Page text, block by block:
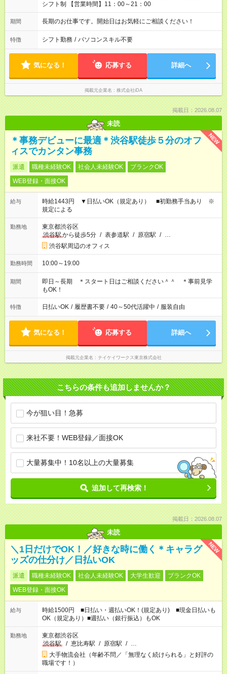
シフト制 【営業時間】11：00～21：00
期間 長期のお仕事です。開始日はお気軽にご相談ください！
特徴 シフト勤務 / パソコンスキル不要
気になる！ 応募する 詳細へ
掲載元企業名 株式会社iDA
掲載日：2026.08.07
未読
NEW
＊事務デビューに最適＊渋谷駅徒歩５分のオフ
ィスでカンタン事務
派遣 職種未経験OK 社会人未経験OK
ブランクOK
WEB登録・面接OK
給与
時給1443円 ▼日払いOK（規定あり） ■初勤務手当あり ※
規定による
勤務地
東京都渋谷区
渋谷駅から徒歩5分 / 表参道駅 / 原宿駅 / …
渋谷駅周辺のオフィス
勤務時間 10:00～19:00
期間
即日～長期 ＊スタート日はご相談ください＾＾ ＊事前見学
もOK！
特徴 日払いOK / 履歴書不要 / 40～50代活躍中 / 服装自由
気になる！ 応募する 詳細へ
掲載元企業名 テイケイワークス東京株式会社
こちらの条件も追加しませんか？
今が狙い目！急募
来社不要！WEB登録／面接OK
大量募集中！10名以上の大量募集
追加して再検索！
掲載日：2026.08.07
未読
NEW
＼1日だけでOK！／好きな時に働く＊キャラグ
ッズの仕分け／日払いOK
派遣 職種未経験OK 社会人未経験OK 大学生歓迎
ブランクOK
WEB登録・面接OK
給与
時給1500円 ■日払い・週払いOK！(規定あり) ■現金日払いも
OK（規定あり）■週払い（銀行振込）もOK
勤務地
東京都渋谷区
渋谷駅
/ 恵比寿駅 / 原宿駅 / …
大手物流会社（年齢不問／「無理なく続けられる」と好評の
職場です！）